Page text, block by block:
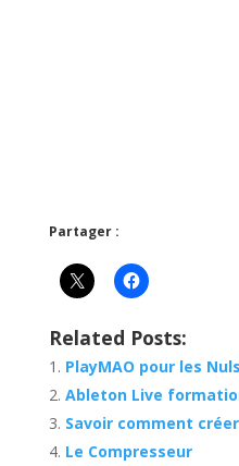
Partager :
Related Posts:
PlayMAO pour les
Ableton Live
Savoir comment
Le Compresseur